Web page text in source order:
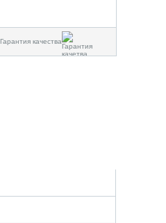
Гарантия качества